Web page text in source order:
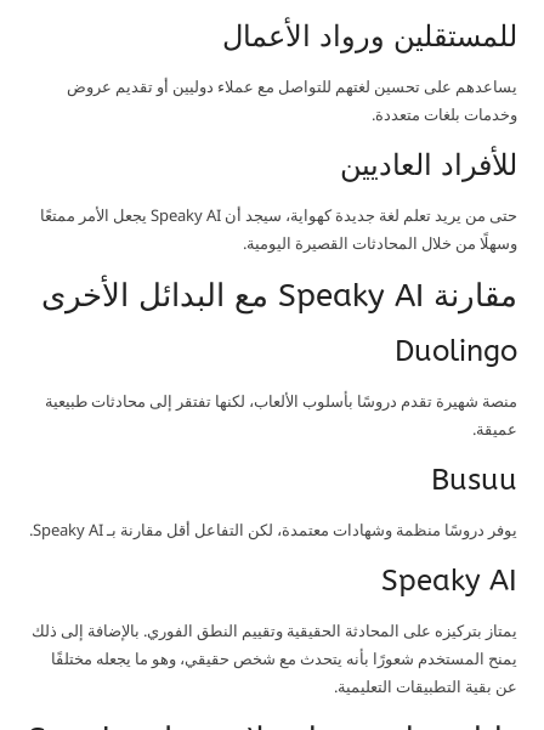
للمستقلين ورواد الأعمال
يساعدهم على تحسين لغتهم للتواصل مع عملاء دوليين أو تقديم عروض
وخدمات بلغات متعددة.
للأفراد العاديين
حتى من يريد تعلم لغة جديدة كهواية، سيجد أن Speaky AI يجعل الأمر ممتعًا
وسهلًا من خلال المحادثات القصيرة اليومية.
مقارنة Speaky AI مع البدائل الأخرى
Duolingo
منصة شهيرة تقدم دروسًا بأسلوب الألعاب، لكنها تفتقر إلى محادثات طبيعية
عميقة.
Busuu
يوفر دروسًا منظمة وشهادات معتمدة، لكن التفاعل أقل مقارنة بـ Speaky AI.
Speaky AI
يمتاز بتركيزه على المحادثة الحقيقية وتقييم النطق الفوري. بالإضافة إلى ذلك
يمنح المستخدم شعورًا بأنه يتحدث مع شخص حقيقي، وهو ما يجعله مختلفًا
عن بقية التطبيقات التعليمية.